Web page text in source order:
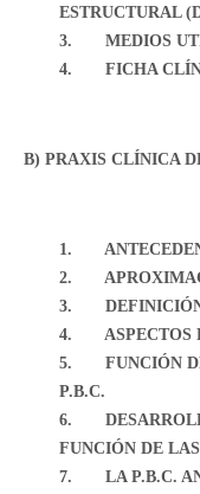
ESTRUCTURAL
3. MEDIOS
4. FICHA
B) PRAXIS CLÍNICA
1.
2.
3.
4. ASPECTOS
5. FUNCIÓN
P.B.C.
6.
FUNCIÓN DE
7. LA P.B.C.